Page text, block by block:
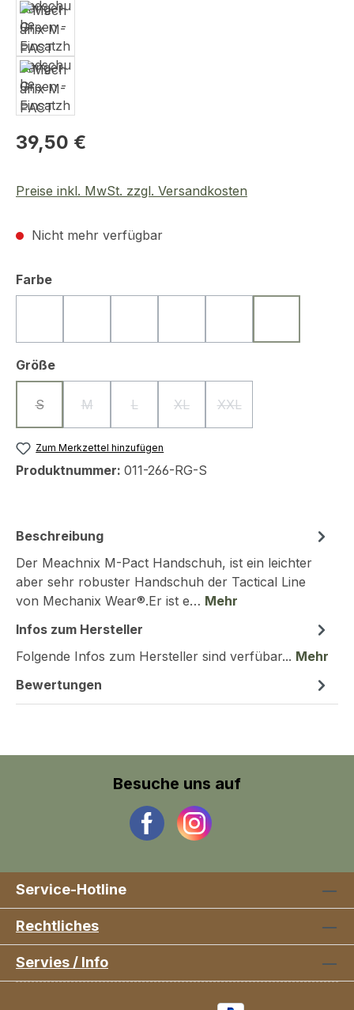
Regulärer Preis:
39,50 €
Preise inkl. MwSt. zzgl. Versandkosten
Nicht mehr verfügbar
Farbeauswählen
Größeauswählen
S
(Diese Option ist zurzeit nicht verfügbar.)
M
(Diese Option ist zurzeit nicht verfügbar.)
L
(Diese Option ist zurzeit nicht verfügbar.)
XL
(Diese Option ist zurzeit nicht
XXL
(Diese Option ist
Zum Merkzettel hinzufügen
Produktnummer: 011-266-RG-S
Beschreibung
Der Meachnix M-Pact Handschuh, ist ein leichter
aber sehr robuster Handschuh der Tactical Line
von Mechanix Wear®.Er ist e… Mehr
Infos zum Hersteller
Folgende Infos zum Hersteller sind verfübar... Mehr
Bewertungen
Besuche uns auf
Service-Hotline
Rechtliches
Servies / Info